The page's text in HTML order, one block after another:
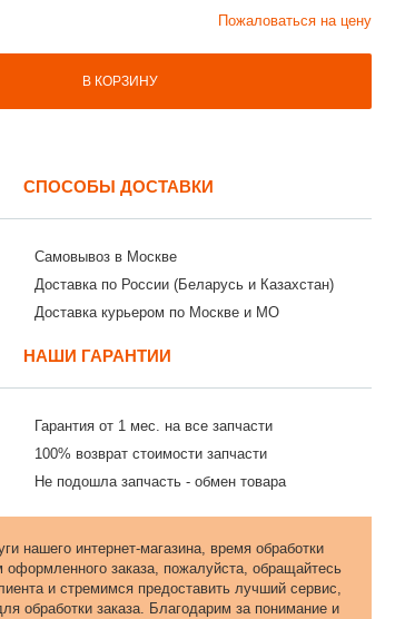
Пожаловаться на цену
В КОРЗИНУ
СПОСОБЫ ДОСТАВКИ
Самовывоз в Москве
Доставка по России (Беларусь и Казахстан)
Доставка курьером по Москве и МО
НАШИ ГАРАНТИИ
Гарантия от 1 мес. на все запчасти
100% возврат стоимости запчасти
Не подошла запчасть - обмен товара
нашего интернет-магазина, время обработки
заказа, пожалуйста, обращайтесь
и стремимся предоставить лучший сервис,
обработки заказа. Благодарим за понимание и